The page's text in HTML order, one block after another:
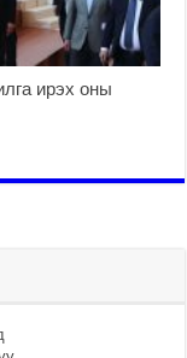
ирэх оны